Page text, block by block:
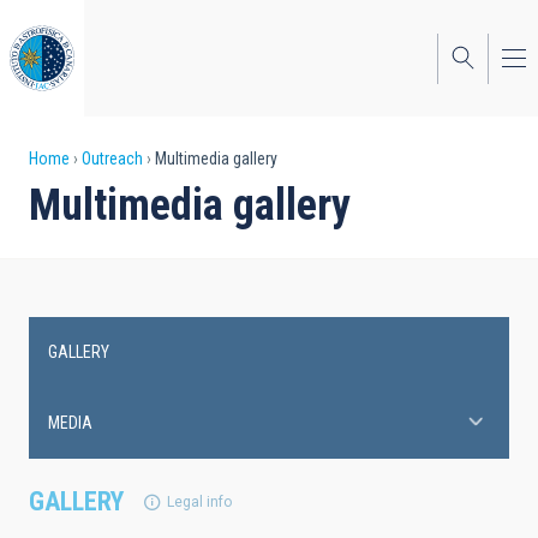
to
main
content
Breadcrumb
Home Outreach Multimedia gallery
Multimedia gallery
GALLERY Legal info
navigation
GALLERY
MEDIA